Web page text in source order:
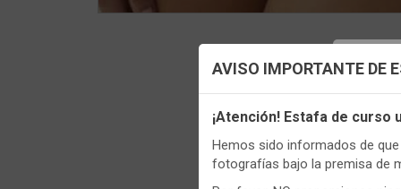
AVISO IMPORTANTE DE
¡Atención! Estafa de curso
Hemos sido informados de
fotografías bajo la premisa de